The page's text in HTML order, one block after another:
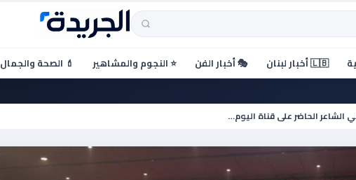
🇱🇧 أخبار لبنان 🎭 أخبار الفن ⭐ النجوم والمشاهير 💄 الصحة والجمال